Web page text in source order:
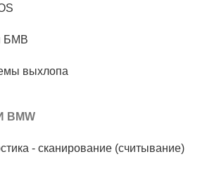
БМВ
выхлопа
BMW
- сканирование (считывание)